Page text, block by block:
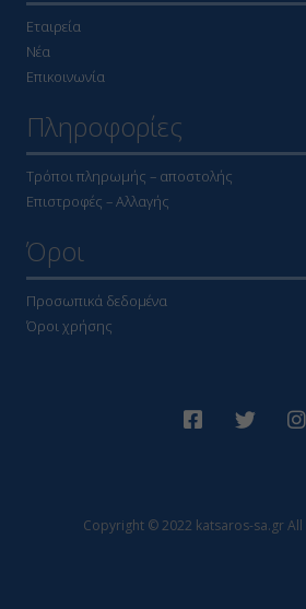
Εταιρεία
Νέα
Επικοινωνία
Πληροφορίες
Τρόποι πληρωμής – αποστολής
Επιστροφές – Αλλαγής
Όροι
Προσωπικά δεδομένα
Όροι χρήσης
Copyright © 2022 katsaros-sa.gr All